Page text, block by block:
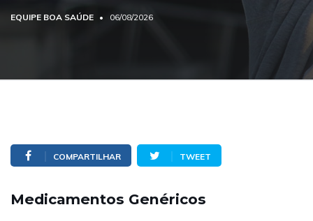
EQUIPE BOA SAÚDE 06/08/2026
COMPARTILHAR TWEET
Medicamentos Genéricos